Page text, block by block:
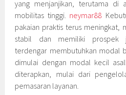
yang menjanjikan, terutama di
mobilitas tinggi. neymar88
pakaian praktis terus meningkat,
stabil dan memiliki prospek
terdengar membutuhkan modal
dimulai dengan modal kecil
diterapkan, mulai dari
pemasaran layanan.